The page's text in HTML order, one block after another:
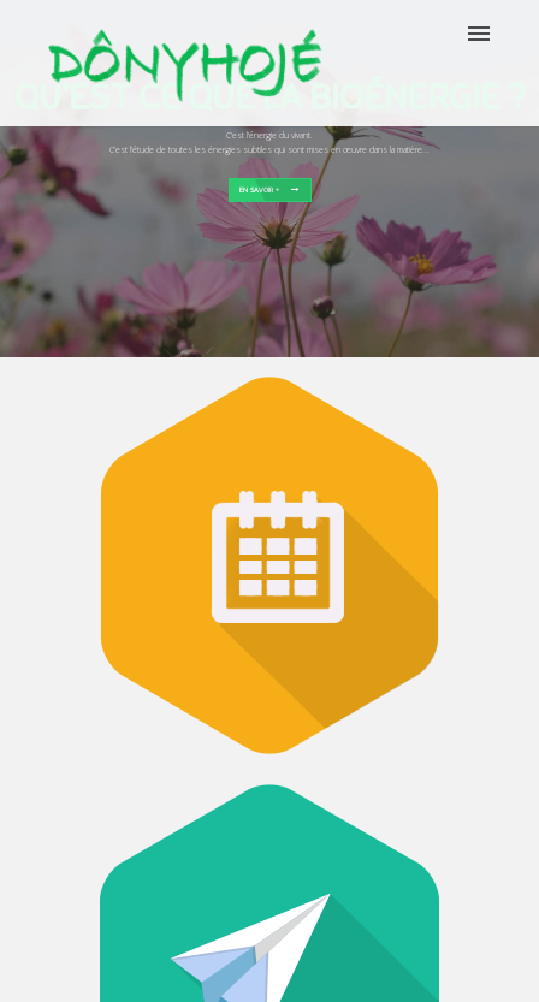
QU’EST CE QUE LA BIOÉNERGIE ?
C'est l’énergie du vivant.
C'est l’étude de toutes les énergies subtiles qui sont mises en œuvre dans la matière...
EN SAVOIR +